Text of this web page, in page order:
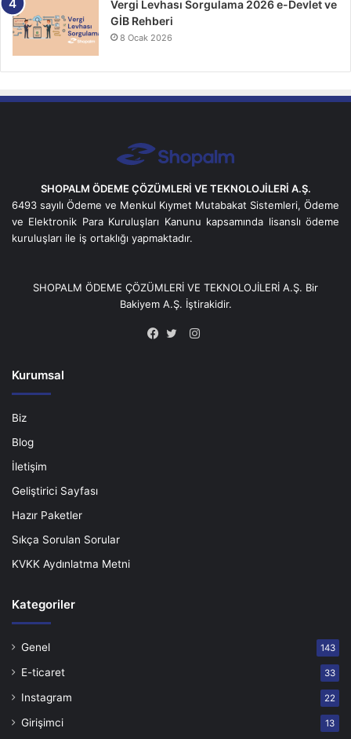
Vergi Levhası Sorgulama 2026 e-Devlet ve
GİB Rehberi
8 Ocak 2026
SHOPALM ÖDEME ÇÖZÜMLERİ VE TEKNOLOJİLERİ A.Ş.
6493 sayılı Ödeme ve Menkul Kıymet Mutabakat Sistemleri, Ödeme
ve Elektronik Para Kuruluşları Kanunu kapsamında lisanslı ödeme
kuruluşları ile iş ortaklığı yapmaktadır.
SHOPALM ÖDEME ÇÖZÜMLERİ VE TEKNOLOJİLERİ A.Ş. Bir
BakiyemA.Ş. İştirakidir.
Instagram
Kurumsal
Biz
Blog
İletişim
Geliştirici Sayfası
Hazır Paketler
Sıkça Sorulan Sorular
KVKK Aydınlatma Metni
Kategoriler
Genel 143
E-ticaret 33
Instagram 22
Girişimci 13